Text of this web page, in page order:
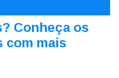
Conheça os
com mais